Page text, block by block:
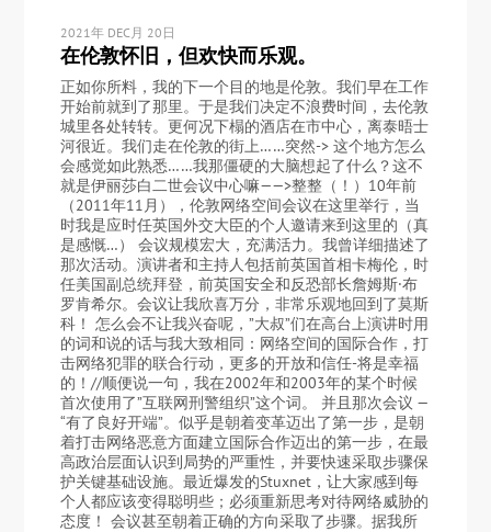
2021年 DEC月 20日
在伦敦怀旧，但欢快而乐观。
正如你所料，我的下一个目的地是伦敦。我们早在工作
开始前就到了那里。于是我们决定不浪费时间，去伦敦
城里各处转转。更何况下榻的酒店在市中心，离泰晤士
河很近。我们走在伦敦的街上……突然-> 这个地方怎么
会感觉如此熟悉……我那僵硬的大脑想起了什么？这不
就是伊丽莎白二世会议中心嘛——>整整（！）10年前
（2011年11月），伦敦网络空间会议在这里举行，当
时我是应时任英国外交大臣的个人邀请来到这里的（真
是感慨…） 会议规模宏大，充满活力。我曾详细描述了
那次活动。演讲者和主持人包括前英国首相卡梅伦，时
任美国副总统拜登，前英国安全和反恐部长詹姆斯·布
罗肯希尔。会议让我欣喜万分，非常乐观地回到了莫斯
科！ 怎么会不让我兴奋呢，”大叔”们在高台上演讲时用
的词和说的话与我大致相同：网络空间的国际合作，打
击网络犯罪的联合行动，更多的开放和信任-将是幸福
的！//顺便说一句，我在2002年和2003年的某个时候
首次使用了”互联网刑警组织”这个词。 并且那次会议 —
“有了良好开端”。似乎是朝着变革迈出了第一步，是朝
着打击网络恶意方面建立国际合作迈出的第一步，在最
高政治层面认识到局势的严重性，并要快速采取步骤保
护关键基础设施。最近爆发的Stuxnet，让大家感到每
个人都应该变得聪明些；必须重新思考对待网络威胁的
态度！ 会议甚至朝着正确的方向采取了步骤。据我所